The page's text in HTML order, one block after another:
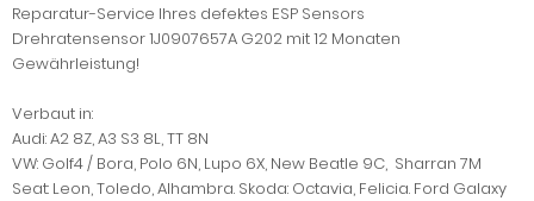
Reparatur-Service Ihres defektes ESP Sensors
Drehratensensor 1J0907657A G202 mit 12 Monaten
Gewährleistung!
Verbaut in:
Audi: A2 8Z, A3 S3 8L, TT 8N
VW: Golf4 / Bora, Polo 6N, Lupo 6X, New Beatle 9C, Sharran 7M
Seat: Leon, Toledo, Alhambra. Skoda: Octavia, Felicia. Ford Galaxy